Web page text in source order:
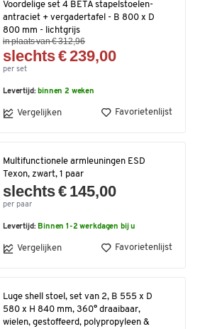
Voordelige set 4 BETA stapelstoelen-
antraciet + vergadertafel - B 800 x D
800 mm - lichtgrijs
in plaats van € 312,96
slechts € 239,00
per set
Levertijd: binnen 2 weken
Vergelijken Favorietenlijst
Multifunctionele armleuningen ESD
Texon, zwart, 1 paar
slechts € 145,00
per paar
Levertijd: Binnen 1-2 werkdagen bij u
Vergelijken Favorietenlijst
Luge shell stoel, set van 2, B 555 x D
580 x H 840 mm, 360° draaibaar,
wielen, gestoffeerd, polypropyleen &